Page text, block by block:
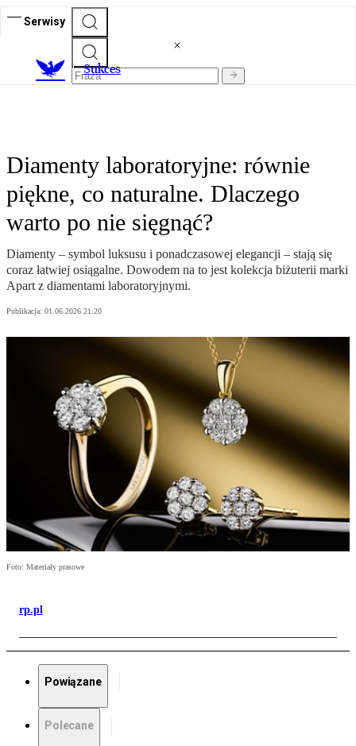
Serwisy
Sukces
Diamenty laboratoryjne: równie
piękne, co naturalne. Dlaczego
warto po nie sięgnąć?
Diamenty – symbol luksusu i ponadczasowej elegancji – stają się
coraz łatwiej osiągalne. Dowodem na to jest kolekcja biżuterii marki
Apart z diamentami laboratoryjnymi.
Publikacja: 01.06.2026 21:20
Foto: Materiały prasowe
rp.pl
Powiązane
Polecane